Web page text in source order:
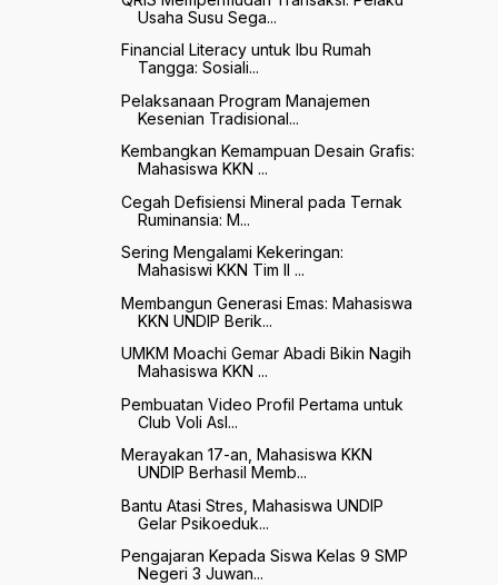
Usaha Susu Sega...
Financial Literacy untuk Ibu Rumah
Tangga: Sosiali...
Pelaksanaan Program Manajemen
Kesenian Tradisional...
Kembangkan Kemampuan Desain Grafis:
Mahasiswa KKN ...
Cegah Defisiensi Mineral pada Ternak
Ruminansia: M...
Sering Mengalami Kekeringan:
Mahasiswi KKN Tim II ...
Membangun Generasi Emas: Mahasiswa
KKN UNDIP Berik...
UMKM Moachi Gemar Abadi Bikin Nagih
Mahasiswa KKN ...
Pembuatan Video Profil Pertama untuk
Club Voli Asl...
Merayakan 17-an, Mahasiswa KKN
UNDIP Berhasil Memb...
Bantu Atasi Stres, Mahasiswa UNDIP
Gelar Psikoeduk...
Pengajaran Kepada Siswa Kelas 9 SMP
Negeri 3 Juwan...